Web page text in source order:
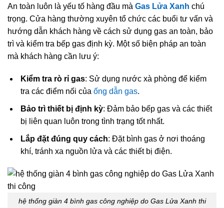
An toàn luôn là yếu tố hàng đầu mà Gas Lửa Xanh chú
trọng. Cửa hàng thường xuyên tổ chức các buổi tư vấn và
hướng dẫn khách hàng về cách sử dụng gas an toàn, bảo
trì và kiểm tra bếp gas định kỳ. Một số biện pháp an toàn
mà khách hàng cần lưu ý:
Kiểm tra rò rỉ gas: Sử dụng nước xà phòng để kiểm
tra các điểm nối của ống dẫn gas.
Bảo trì thiết bị định kỳ: Đảm bảo bếp gas và các thiết
bị liên quan luôn trong tình trạng tốt nhất.
Lắp đặt đúng quy cách: Đặt bình gas ở nơi thoáng
khí, tránh xa nguồn lửa và các thiết bị điện.
hệ thống giàn 4 bình gas công nghiệp do Gas Lửa Xanh thi